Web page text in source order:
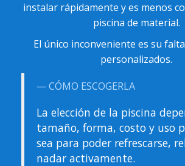
instalar rápidamente y es menos
piscina de material.
El único inconveniente es su
personalizados.
CÓMO ESCOGERLA
La elección de la piscina
tamaño, forma, costo y uso
sea para poder refrescarse,
nadar activamente.